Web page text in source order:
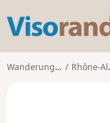
Wanderungen Rhône-Alpes